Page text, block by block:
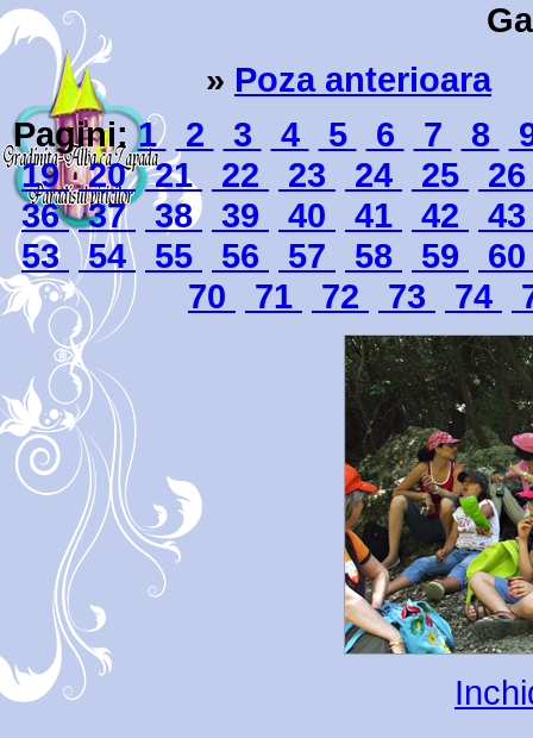
» Poza anterioara
Pagini:1 2 3 4 5 6 7 8
19 20 21 22 23 24 25
36 37 38 39 40 41 42
53 54 55 56 57 58 59
70
71 72 73 74